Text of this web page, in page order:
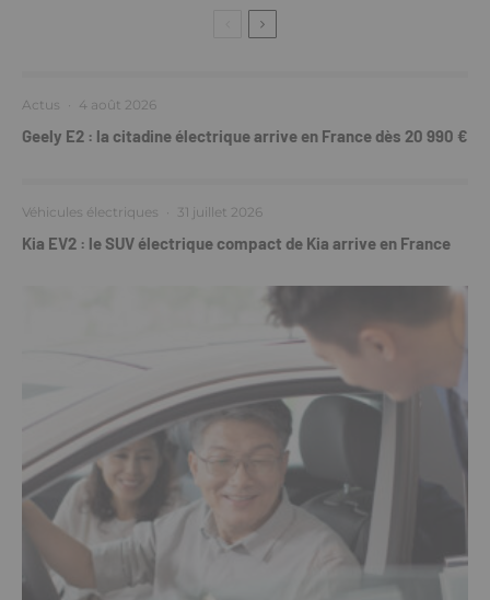
Actus · 4 août 2026
Geely E2 : la citadine électrique arrive en France dès 20 990 €
Véhicules électriques · 31 juillet 2026
Kia EV2 : le SUV électrique compact de Kia arrive en France